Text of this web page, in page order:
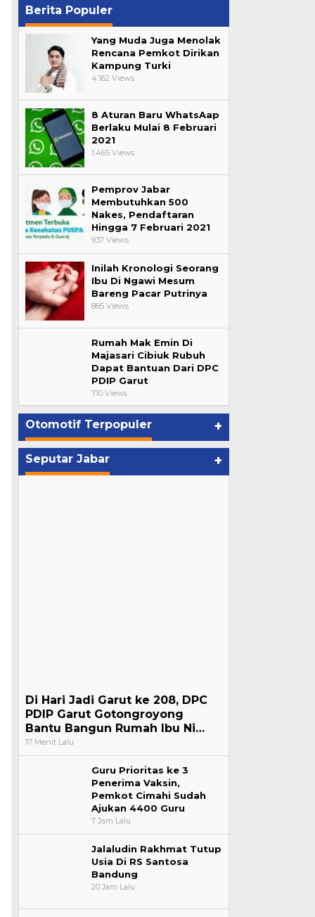
Berita Populer
Yang Muda Juga Menolak
Rencana Pemkot Dirikan
Kampung Turki
4.162 Views
8 Aturan Baru WhatsAap
Berlaku Mulai 8 Februari
2021
1.465 Views
Pemprov Jabar
Membutuhkan 500
Nakes, Pendaftaran
Hingga 7 Februari 2021
937 Views
Inilah Kronologi Seorang
Ibu Di Ngawi Mesum
Bareng Pacar Putrinya
885 Views
Rumah Mak Emin Di
Majasari Cibiuk Rubuh
Dapat Bantuan Dari DPC
PDIP Garut
710 Views
Otomotif Terpopuler +
Seputar Jabar +
Di Hari Jadi Garut ke 208, DPC
PDIP Garut Gotongroyong
Bantu Bangun Rumah Ibu Ni…
17 Menit Lalu
Guru Prioritas ke 3
Penerima Vaksin,
Pemkot Cimahi Sudah
Ajukan 4400 Guru
7 Jam Lalu
Jalaludin Rakhmat Tutup
Usia Di RS Santosa
Bandung
20 Jam Lalu